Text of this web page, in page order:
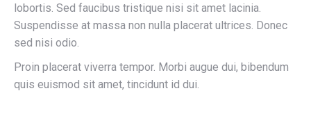
lobortis. Sed faucibus tristique nisi sit amet lacinia.
Suspendisse at massa non nulla placerat ultrices. Donec
sed nisi odio.
Proin placerat viverra tempor. Morbi augue dui, bibendum
quis euismod sit amet, tincidunt id dui.